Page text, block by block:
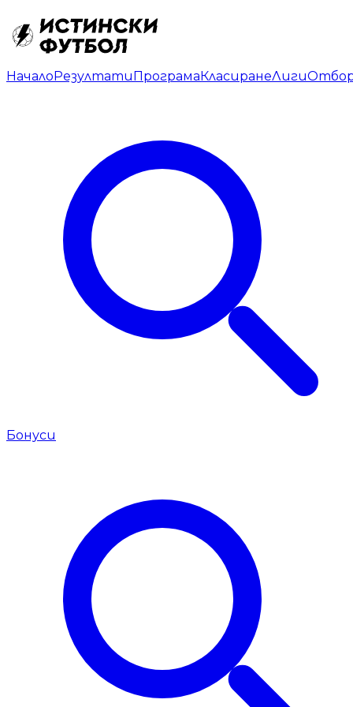
НачалоРезултатиПрограмаКласиранеЛиги
Бонуси